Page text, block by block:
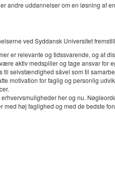
andre uddannelser om en løsning af
ved Syddansk Universitet
er relevante og tidssvarende, og at
aktiv medspiller og tage ansvar
til selvstændighed såvel som til
motivation for faglig og personlig
her og nu.
høj faglighed og med de bedste